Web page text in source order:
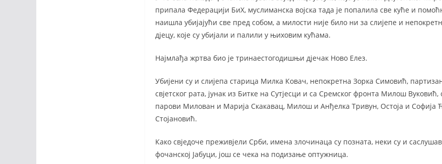
припала Федерацији БиХ, муслиманска војска тада је попалила све куће и
наишла убијајући све пред собом, а милости није било ни за слијепе и
дјецу, које су убијали и палили у њиховим кућама.
Најмлађа жртва био је тринаестогодишњи дјечак Ново Елез.
Убијени су и слијепа старица Милка Ковач, непокретна Зорка Симовић,
свјетског рата, јунак из Битке на Сутјесци и са Сремског фронта Милош Вуковић,
парови Милован и Марија Скакавац, Милош и Анђелка Тривун, Остоја и Софија
Стојановић.
Како свједоче преживјели Срби, имена злочинаца су позната, неки су и
фочанској Јабуци, још се чека на подизање оптужница.